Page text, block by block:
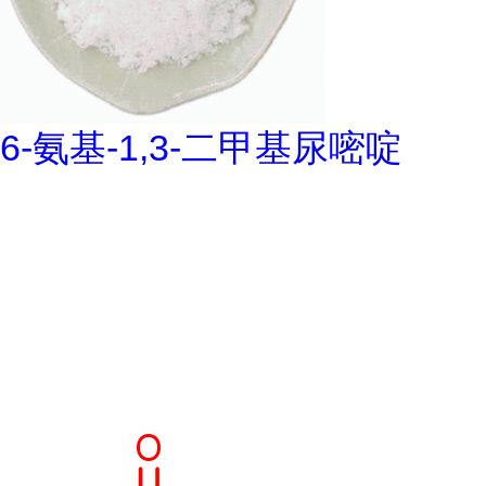
6-氨基-1,3-二甲基尿嘧啶